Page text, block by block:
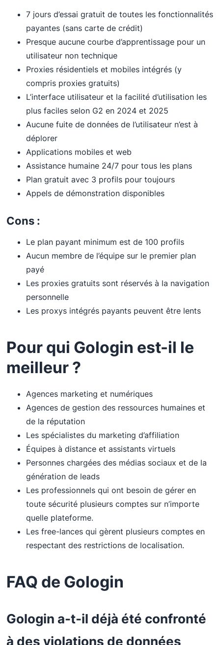
7 jours d’essai gratuit de toutes les fonctionnalités
payantes (sans carte de crédit)
Presque aucune courbe d’apprentissage pour un
utilisateur non technique
Proxies résidentiels et mobiles intégrés (y
compris proxies gratuits)
L’interface utilisateur et la facilité d’utilisation les
plus faciles selon G2 en 2024 et 2025
Aucune fuite de données de l’utilisateur n’est à
déplorer
Applications mobiles et web
Assistance humaine 24/7 pour tous les plans
Plan gratuit avec 3 profils pour toujours
Appels de démonstration disponibles
Cons :
Le plan payant minimum est de 100 profils
Aucun membre de l’équipe sur le premier plan
payé
Les proxies gratuits sont réservés à la navigation
personnelle
Les proxys intégrés payants peuvent être lents
Pour qui Gologin est-il le
meilleur ?
Agences marketing et numériques
Agences de gestion des ressources humaines et
de la réputation
Les spécialistes du marketing d’affiliation
Équipes à distance et assistants virtuels
Personnes chargées des médias sociaux et de la
génération de leads
Les professionnels qui ont besoin de gérer en
toute sécurité plusieurs comptes sur n’importe
quelle plateforme.
Les free-lances qui gèrent plusieurs comptes en
respectant des restrictions de localisation.
FAQ de Gologin
Gologin a-t-il déjà été confronté
à des violations de données